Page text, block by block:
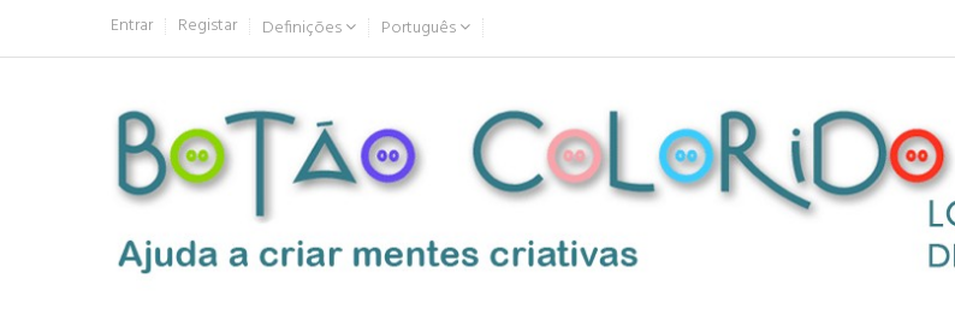
Entrar Registar Definições Português